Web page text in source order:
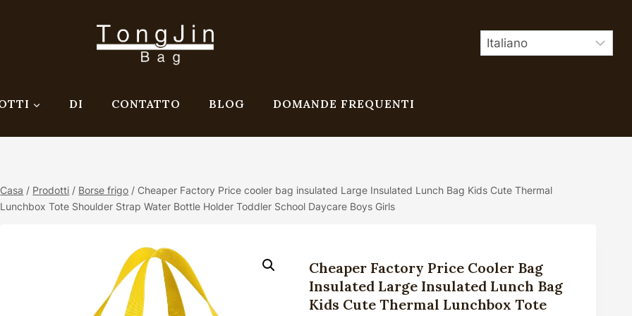
DI CONTATTO BLOG DOMANDE FREQUENTI
Casa / Prodotti / Borse frigo / Cheaper Factory Price cooler bag insulated Large Insulated Lunch Bag Kids Cute Thermal
Lunchbox Tote Shoulder Strap Water Bottle Holder Toddler School Daycare Boys Girls
Cheaper Factory Price Cooler Bag
Insulated Large Insulated Lunch Bag
Kids Cute Thermal Lunchbox Tote